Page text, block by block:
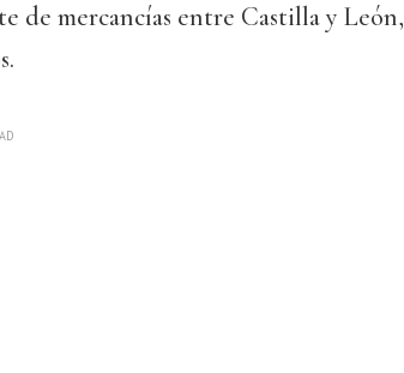
de mercancías entre Castilla y León,